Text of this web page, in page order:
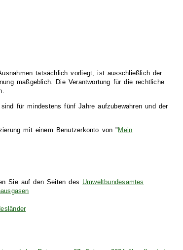
tatsächlich vorliegt, ist ausschließlich der
maßgeblich. Die Verantwortung für die rechtliche
für mindestens fünf Jahre aufzubewahren und der
mit einem Benutzerkonto von " Mein
Sie auf den Seiten des Umweltbundesamtes